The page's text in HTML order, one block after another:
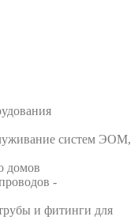
систем ЭОМ,
домов
-
и фитинги для